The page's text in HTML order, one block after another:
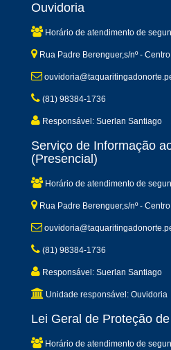
Ouvidoria
Horário de atendimento de
Rua Padre Berenguer,s/nº -
(81) 98384-1736
Responsável: Suerlan Santiago
Serviço de Informação
(Presencial)
Horário de atendimento de
Rua Padre Berenguer,s/nº -
(81) 98384-1736
Responsável: Suerlan Santiago
Unidade responsável: Ouvidoria
Lei Geral de Proteção
Horário de atendimento de